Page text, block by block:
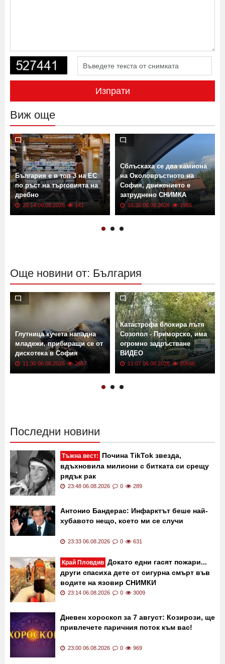
Изпрати
Виж още
България е в топ 3 на ЕС
по ръст на търговията на
дребно
20:14 06.08.2026 141
Сблъскаха се два камиона
на Околовръстното на
София, движението е
затруднено СНИМКА
16:30 06.08.2026 1985
Още новини от: България
Глутница кучета нападна
младежи, прибиращи се от
дискотека в София
11:30 06.08.2026 2657
Катастрофа блокира пътя
Созопол - Приморско, има
огромно задръстване
ВИДЕО
11:07 06.08.2026 20546
Последни новини
Тъжна вест:
Почина TikTok звезда,
вдъхновила милиони с битката си срещу
рядък рак
23:48 06.08.2026 0 289
Антонио Бандерас: Инфарктът беше най-
хубавото нещо, което ми се случи
23:33 06.08.2026 0 631
Край Пловдив Докато едни гасят пожари...
други спасиха дете от сигурна смърт във
водите на язовир СНИМКИ
23:14 06.08.2026 0 3009
Дневен хороскоп за 7 август: Козирози, ще
привлечете паричния поток към вас!
23:00 06.08.2026 0 969